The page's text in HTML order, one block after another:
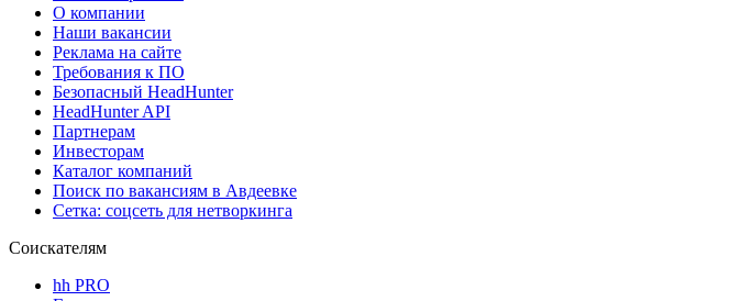
О компании
Наши вакансии
Реклама на сайте
Требования к ПО
Безопасный HeadHunter
HeadHunter API
Партнерам
Инвесторам
Каталог компаний
Поиск по вакансиям в Авдеевке
Сетка: соцсеть для нетворкинга
Соискателям
hh PRO